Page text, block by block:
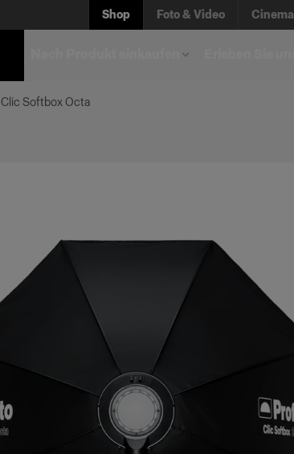
Shop Foto & Video Cinema
Clic Softbox Octa